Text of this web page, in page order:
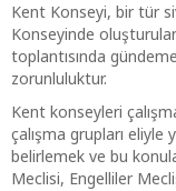
Kent Konseyi, bir tür
Konseyinde
toplantısında
zorunluluktur.
Kent konseyleri
çalışma grupları eliyle
belirlemek ve bu
Meclisi, Engelliler